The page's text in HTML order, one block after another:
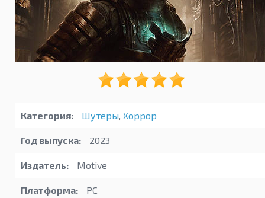
Категория: Шутеры, Хоррор
Год выпуска: 2023
Издатель: Motive
Платформа: PC